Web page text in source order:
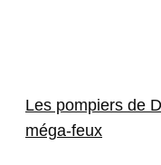
Les pompiers de
méga-feux